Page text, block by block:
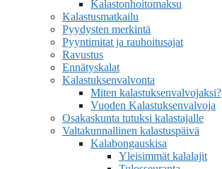
Kalastonhoitomaksu
Kalastusmatkailu
Pyydysten merkintä
Pyyntimitat ja rauhoitusajat
Ravustus
Ennätyskalat
Kalastuksenvalvonta
Miten kalastuksenvalvojaksi?
Vuoden Kalastuksenvalvoja
Osakaskunta tutuksi kalastajalle
Valtakunnallinen kalastuspäivä
Kalabongauskisa
Yleisimmät kalalajit